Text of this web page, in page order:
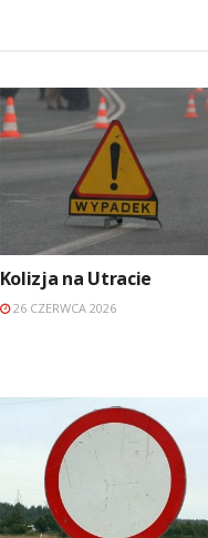
Kolizja na Utracie
26 CZERWCA 2026